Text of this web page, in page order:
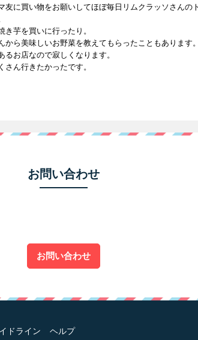
友に買い物をお願いしてほぼ毎日リムクラッソさんの
芋を買いに行ったり。
から美味しいお野菜を教えてもらったこともあります
るお店なので寂しくなります。
ん行きたかったです。
お問い合わせ
お問い合わせ
ドライン ヘルプ